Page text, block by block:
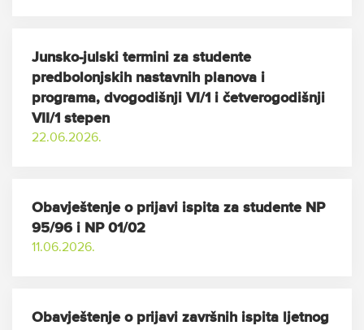
Junsko-julski termini za studente
predbolonjskih nastavnih planova i
programa, dvogodišnji VI/1 i četverogodišnji
VII/1 stepen
22.06.2026.
Obavještenje o prijavi ispita za studente NP
95/96 i NP 01/02
11.06.2026.
Obavještenje o prijavi završnih ispita ljetnog